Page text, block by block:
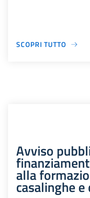
SCOPRI TUTTO
Avviso
alla
casalinghe